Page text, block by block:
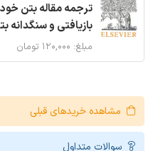
ترجمه مقاله بتن
بازیافتی و سنگدانه
مبلغ: ۱۲۰,۰۰۰ تومان
مشاهده خریدهای قبلی
سوالات متداول